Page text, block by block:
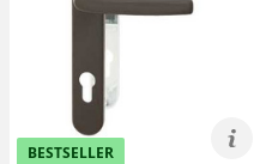
BESTSELLER